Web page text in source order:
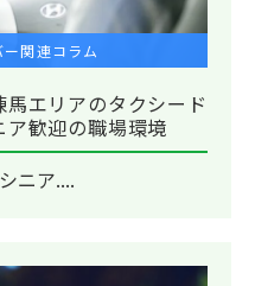
関連コラム
エリアのタクシード
歓迎の職場環境
ニア....